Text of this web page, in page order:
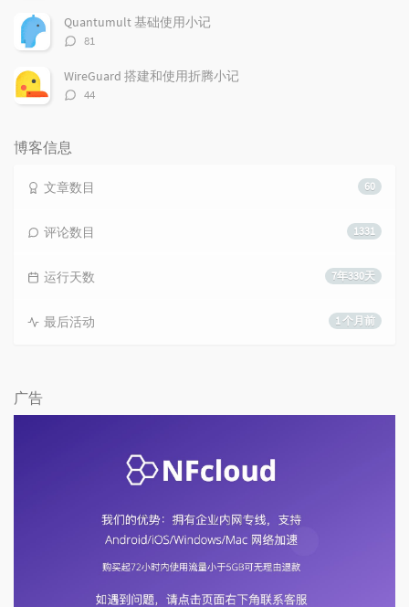
数：
Quantumult 基础使用小记
评
数：
81
WireGuard 搭建和使用折腾小记
评
44
博客信息
60
文章数目
1331
评论数目
7年330天
运行天数
1 个月前
最后活动
广告